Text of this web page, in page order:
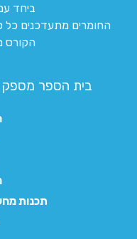
ביחד
החומרים מתעדכנים
הקורס
בית הספר מספק
תכנות